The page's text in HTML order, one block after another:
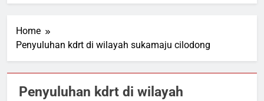
Home
Penyuluhan kdrt di wilayah sukamaju cilodong
Penyuluhan kdrt di wilayah